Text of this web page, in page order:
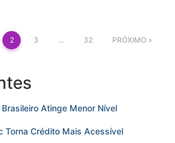
2 3 … 32 PRÓXIMO
Atinge Menor Nível
Torna Crédito Mais Acessível